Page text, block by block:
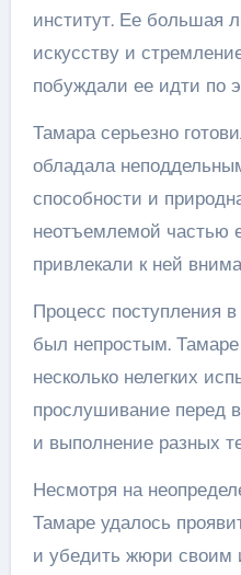
институт. Ее большая
искусству и
побуждали ее идти по
Тамара серьезно
обладала
способности и
неотъемлемой частью
привлекали к ней
Процесс поступления
был непростым.
несколько нелегких
прослушивание перед
и выполнение разных
Несмотря на
Тамаре удалось
и убедить жюри своим